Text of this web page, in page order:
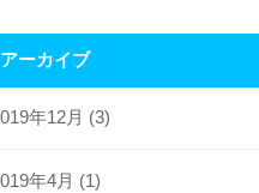
アーカイブ
年12月 (3)
年4月 (1)